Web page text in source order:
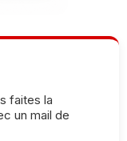
faites la
un mail de